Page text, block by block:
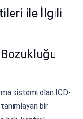
ile İlgili
sistemi olan ICD-
bir